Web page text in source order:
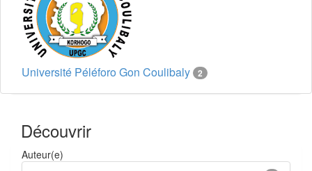
Université Péléforo Gon Coulibaly 2
Découvrir
Auteur(e)